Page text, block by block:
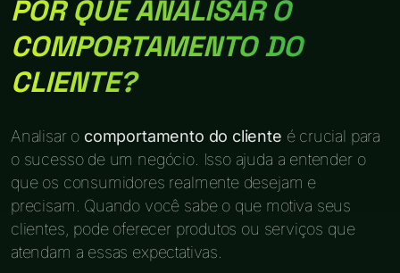
POR QUE ANALISAR O
COMPORTAMENTO DO
CLIENTE?
Analisar o comportamento do cliente é crucial para
o sucesso de um negócio. Isso ajuda a entender o
que os consumidores realmente desejam e
precisam. Quando você sabe o que motiva seus
clientes, pode oferecer produtos ou serviços que
atendam a essas expectativas.